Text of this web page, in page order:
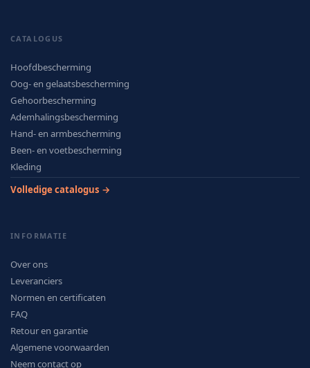
CATALOGUS
Hoofdbescherming
Oog- en gelaatsbescherming
Gehoorbescherming
Ademhalingsbescherming
Hand- en armbescherming
Been- en voetbescherming
Kleding
Volledige catalogus →
INFORMATIE
Over ons
Leveranciers
Normen en certificaten
FAQ
Retour en garantie
Algemene voorwaarden
Neem contact op